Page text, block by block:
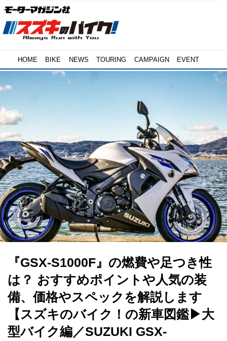
HOME BIKE NEWS TOURING CAMPAIGN EVENT
『GSX-S1000F』の燃費や足つき性
は？ おすすめポイントや人気の装
備、価格やスペックを解説します
【スズキのバイク！の新車図鑑▶大
型バイク編／SUZUKI GSX-